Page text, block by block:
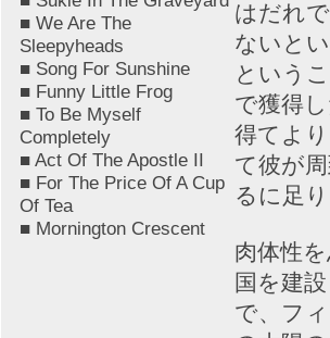
■ We Are The
Sleepyheads
■ Song For Sunshine
■ Funny Little Frog
■ To Be Myself
Completely
■ Act Of The Apostle II
■ For The Price Of A Cup
Of Tea
■ Mornington Crescent
はだれ
ないと
という
で獲得
得てよ
て彼が
るに足
肉体性
国を建
で、フ